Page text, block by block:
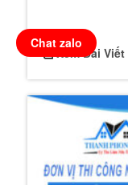
Xem Bài Viết
Chat zalo